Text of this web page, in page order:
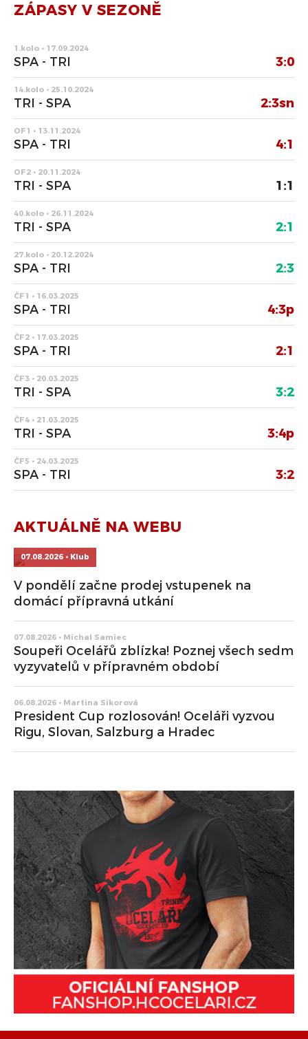
ZÁPASY V SEZONĚ
1.kolo • 17.09.2024
SPA - TRI 3:0
14.kolo • 25.10.2024
TRI - SPA 2:3sn
OF1 • 13.11.2024
SPA - TRI 4:1
OF2 • 20.11.2024
TRI - SPA 1:1
40.kolo • 26.11.2024
TRI - SPA 2:1
27.kolo • 20.12.2024
SPA - TRI 2:3
ČF1 • 16.03.2025
SPA - TRI 4:3p
ČF2 • 17.03.2025
SPA - TRI 2:1
ČF3 • 20.03.2025
TRI - SPA 3:2
ČF4 • 21.03.2025
TRI - SPA 3:4p
ČF5 • 24.03.2025
SPA - TRI 3:2
AKTUÁLNĚ NA WEBU
07.08.2026 • Klub
V pondělí začne prodej vstupenek na
domácí přípravná utkání
07.08.2026 • Michal Samiec
Soupeři Ocelářů zblízka! Poznej všech sedm
vyzyvatelů v přípravném období
06.08.2026 • Martina Sikorová
President Cup rozlosován! Oceláři vyzvou
Rigu, Slovan, Salzburg a Hradec